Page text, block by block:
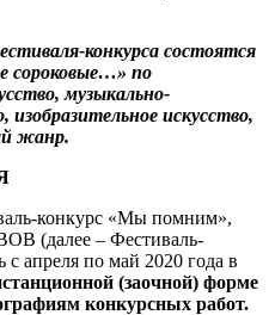
конкурса состоятся
сороковые…» по
музыкально-
искусство,
жанр.
конкурс «Мы помним»,
(далее – Фестиваль-
с апреля по май 2020 года в
(заочной) форме
конкурсных работ.